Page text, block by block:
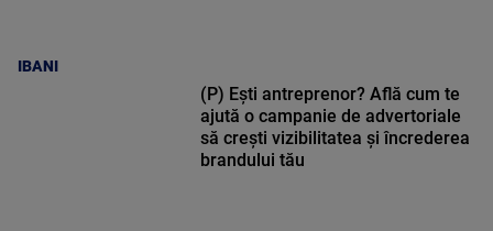
IBANI
(P) Ești antreprenor? Află cum te
ajută o campanie de advertoriale
să crești vizibilitatea și încrederea
brandului tău